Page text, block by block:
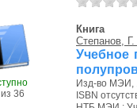
36
Книга
Степанов,
Учебное
Изд-во МЭИ,
ISBN